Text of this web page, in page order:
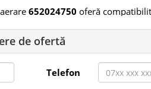
652024750 oferă
își întrețin grădina proprie, cât
spațiilor verzi, care au
identificare 652024750și EAN
Makita UV3600 și vor să
curățare ușoară și
de ofertă
Telefon